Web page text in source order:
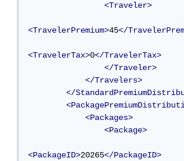
<Traveler>
<TravelerPremium>45</
<TravelerTax>0</TravelerTax>
</Traveler>
</Travelers>
</
<Packages>
<Package>
<PackageID>20265</PackageID>